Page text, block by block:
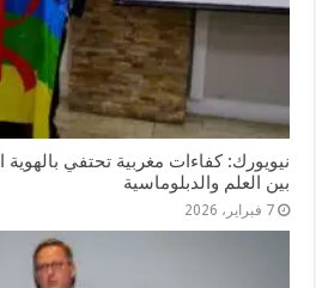
نيويورك: كفاءات مغربية تحتفي
بين العلم والدبلوماسية
7 فبراير، 2026